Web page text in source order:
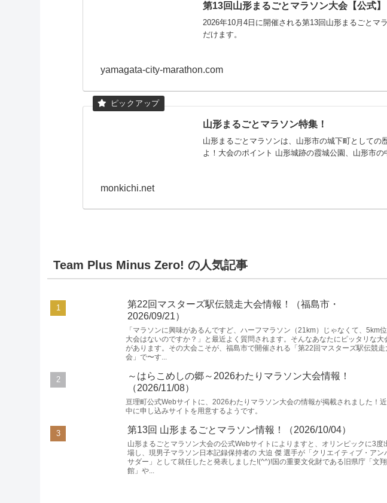
第13回山形まるごとマラソン大会【公式】
2026年10月4日に開催される第13回山形まるごとマ
だけます。
yamagata-city-marathon.com
山形まるごとマラソン特集！
山形まるごとマラソンは、山形市の城下町として
よ！大会のポイント 山形城跡の霞城公園、山形市
monkichi.net
Team Plus Minus Zero! の人気記事
第22回マスターズ駅伝競走大会情報！（福島市・
2026/09/21）
「マラソンに興味があるんですど、ハーフマラソン（21km）じゃなくて、5km
大会はないのですか？」と最近よく質問されます。そんなあなたにピッタリな大
があります。その大会こそが、福島市で開催される「第22回マスターズ駅伝競走
会」で〜す...
～はらこめしの郷～2026わたりマラソン大会情報！
（2026/11/08）
亘理町公式Webサイトに、2026わたりマラソン大会の情報が掲載されました！近
中に申し込みサイトを用意するようです。
第13回 山形まるごとマラソン情報！（2026/10/04）
山形まるごとマラソン大会の公式Webサイトによりますと、オリンピックに3度
場し、現男子マラソン日本記録保持者の 大迫 傑 選手が「クリエイティブ・アン
サダー」として就任したと発表しました!(^^)!国の重要文化財である旧県庁「文翔
館」や...